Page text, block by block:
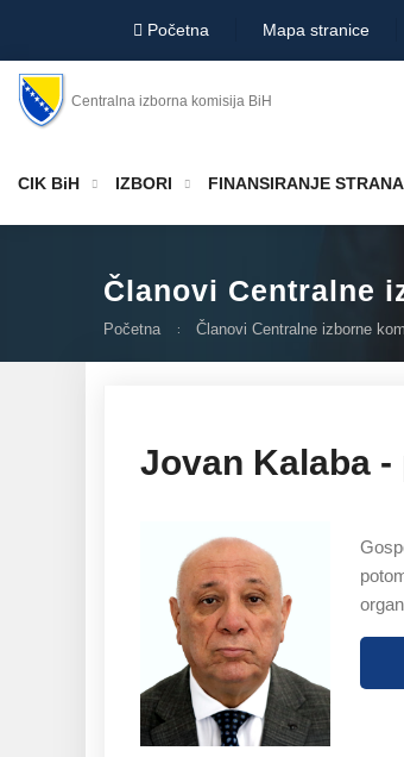
Početna Mapa stranice
Centralna izborna komisija BiH
CIK BiH IZBORI FINANSIRANJE
Članovi Centralne
Početna Članovi Centralne izborne
Jovan Kalaba